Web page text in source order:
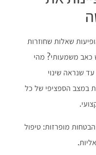
שאלות שחוזרות
כאב משמעותי? מהי
שנראה שינוי
במצב הספציפי של כל
מופרזות: טיפול